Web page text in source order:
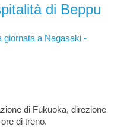
di Beppu
giornata a Nagasaki -
di Fukuoka, direzione
di treno.